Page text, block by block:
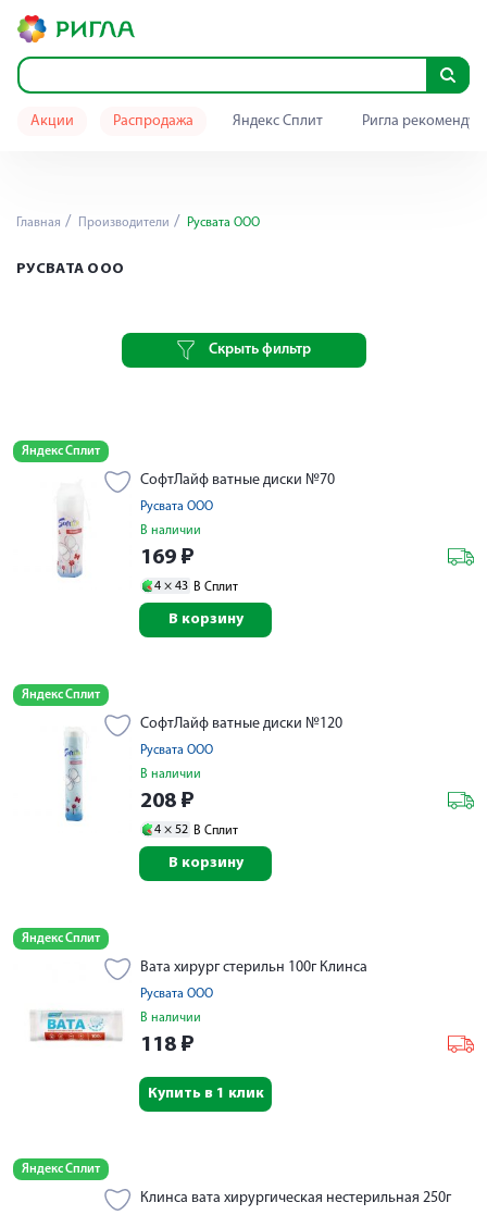
Акции Распродажа Яндекс Сплит Ригла
Главная Производители Русвата ООО
РУСВАТА ООО
Скрыть фильтр
Яндекс Сплит
СофтЛайф ватные диски №70
Русвата ООО
В наличии
169 ₽
4 × 43 В Сплит
В корзину
Яндекс Сплит
СофтЛайф ватные диски №120
Русвата ООО
В наличии
208 ₽
4 × 52 В Сплит
В корзину
Яндекс Сплит
Вата хирург стерильн 100г Клинса
Русвата ООО
В наличии
118 ₽
Купить в 1 клик
Яндекс Сплит
Клинса вата хирургическая нестерильная 250г